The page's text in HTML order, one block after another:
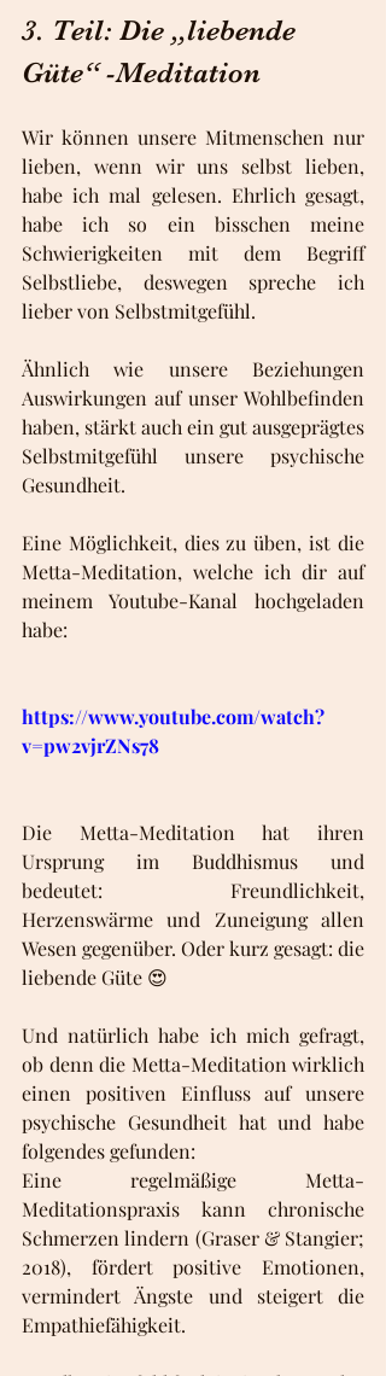
3. Teil: Die „liebende
Güte“ -Meditation
Wir können unsere Mitmenschen nur
lieben, wenn wir uns selbst lieben,
habe ich mal gelesen. Ehrlich gesagt,
habe ich so ein bisschen meine
Schwierigkeiten mit dem Begriff
Selbstliebe, deswegen spreche ich
lieber von Selbstmitgefühl.
Ähnlich wie unsere Beziehungen
Auswirkungen auf unser Wohlbefinden
haben, stärkt auch ein gut ausgeprägtes
Selbstmitgefühl unsere psychische
Gesundheit.
Eine Möglichkeit, dies zu üben, ist die
Metta-Meditation, welche ich dir auf
meinem Youtube-Kanal hochgeladen
habe:
https://www.youtube.com/watch?
v=pw2vjrZNs78
Die Metta-Meditation hat ihren
Ursprung im Buddhismus und
bedeutet: Freundlichkeit,
Herzenswärme und Zuneigung allen
Wesen gegenüber. Oder kurz gesagt: die
liebende Güte 😍
Und natürlich habe ich mich gefragt,
ob denn die Metta-Meditation wirklich
einen positiven Einfluss auf unsere
psychische Gesundheit hat und habe
folgendes gefunden:
Eine regelmäßige Metta-
Meditationspraxis kann chronische
Schmerzen lindern (Graser & Stangier;
2018), fördert positive Emotionen,
vermindert Ängste und steigert die
Empathiefähigkeit.